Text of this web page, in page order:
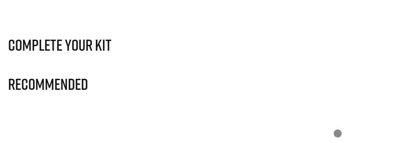
Complete Your Kit
Recommended